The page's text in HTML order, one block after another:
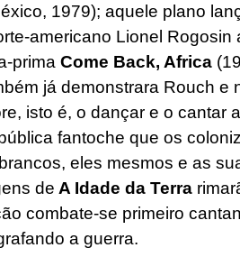
1979); aquele plano
americano Lionel Rogosin
prima Come Back, Africa
já demonstrara Rouch e
isto é, o dançar e o cantar
fantoche que os
eles mesmos e as
de A Idade da Terra
combate-se primeiro
a guerra.